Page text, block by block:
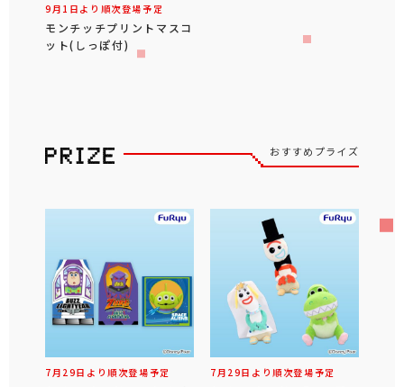
9月1日より順次登場予定
モンチッチプリントマスコ
ット(しっぽ付)
おすすめプライズ
7月29日より順次登場予定 7月29日より順次登場予定